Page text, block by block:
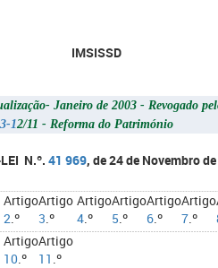
IMSISSD
Janeiro de 2003 - Revogado
12/11 - Reforma do Património
N.º. 41 969, de 24 de Novembro de
Artigo
2.º
Artigo
3.º
Artigo
4.º
Artigo
5.º
Artigo
6.º
Artigo
7.º
Artigo
10.º
Artigo
11 .º